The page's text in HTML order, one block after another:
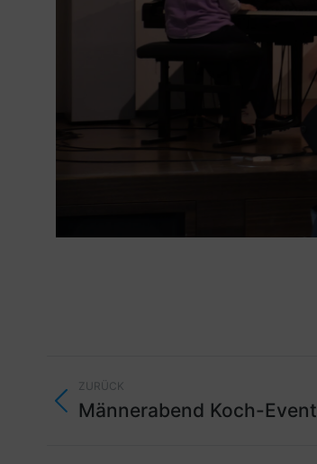
ZURÜCK
Männerabend Koch-Event